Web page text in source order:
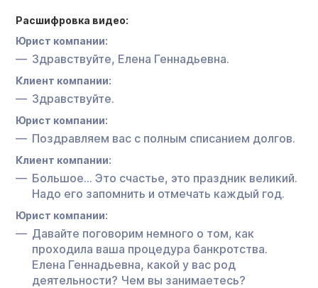
Расшифровка видео:
Юрист компании:
Здравствуйте, Елена Геннадьевна.
Клиент компании:
Здравствуйте.
Юрист компании:
Поздравляем вас с полным списанием долгов.
Клиент компании:
Большое… Это счастье, это праздник великий.
Надо его запомнить и отмечать каждый год.
Юрист компании:
Давайте поговорим немного о том, как
проходила ваша процедура банкротства.
Елена Геннадьевна, какой у вас род
деятельности? Чем вы занимаетесь?